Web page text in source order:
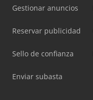
Gestionar anuncios
Reservar publicidad
Sello de confianza
Enviar subasta